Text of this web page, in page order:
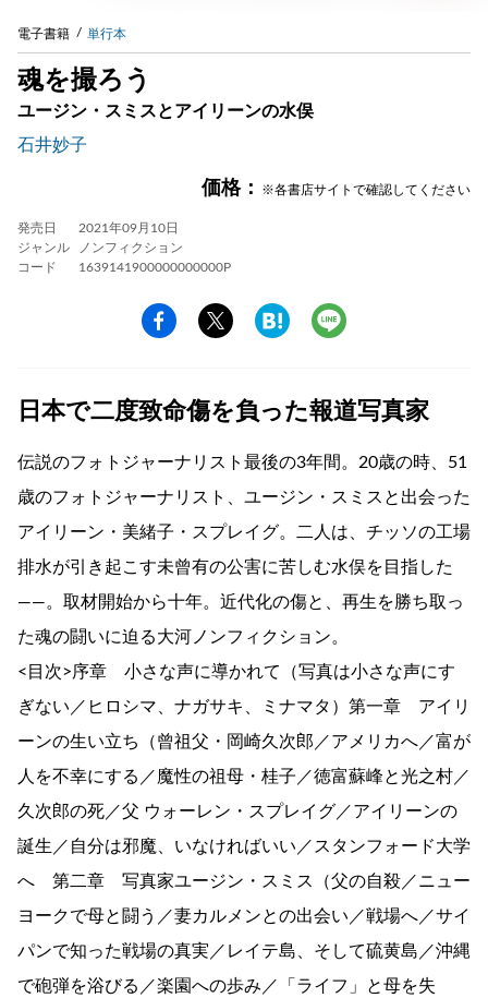
電子書籍 単行本
魂を撮ろう
ユージン・スミスとアイリーンの水俣
石井妙子
価格： ※各書店サイトで確認してください
発売日
2021年09月10日
ジャンル
ノンフィクション
コード
1639141900000000000P
日本で二度致命傷を負った報道写真家
伝説のフォトジャーナリスト最後の3年間。20歳の時、51
歳のフォトジャーナリスト、ユージン・スミスと出会った
アイリーン・美緒子・スプレイグ。二人は、チッソの工場
排水が引き起こす未曾有の公害に苦しむ水俣を目指した
――。取材開始から十年。近代化の傷と、再生を勝ち取っ
た魂の闘いに迫る大河ノンフィクション。
<目次>序章 小さな声に導かれて（写真は小さな声にす
ぎない／ヒロシマ、ナガサキ、ミナマタ）第一章 アイリ
ーンの生い立ち（曾祖父・岡崎久次郎／アメリカへ／富が
人を不幸にする／魔性の祖母・桂子／徳富蘇峰と光之村／
久次郎の死／父 ウォーレン・スプレイグ／アイリーンの
誕生／自分は邪魔、いなければいい／スタンフォード大学
へ 第二章 写真家ユージン・スミス（父の自殺／ニュー
ヨークで母と闘う／妻カルメンとの出会い／戦場へ／サイ
パンで知った戦場の真実／レイテ島、そして硫黄島／沖縄
で砲弾を浴びる／楽園への歩み／「ライフ」と母を失